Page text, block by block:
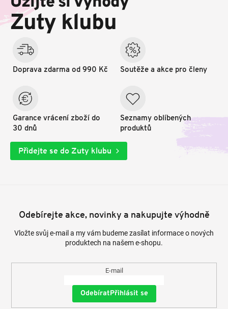
í
Zuty klubu
Doprava zdarma od 990 Kč
Garance vrácení zboží do
30 dnů
Soutěže a akce pro členy
Seznamy oblíbených
produktů
Přidejte se do Zuty klubu
Odebírejte akce, novinky a nakupujte výhodně
Vložte svůj e-mail a my vám budeme zasílat informace o nových
produktech na našem e-shopu.
E-mail
Přihlásit se